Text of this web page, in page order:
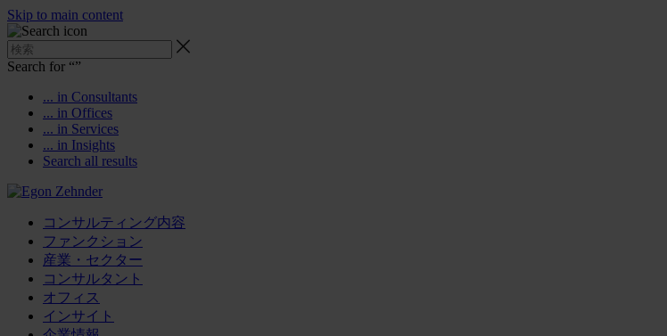
Skip to main content
Search for “”
... in Consultants
... in Offices
... in Services
... in Insights
Search all results
コンサルティング内容
ファンクション
産業・セクター
コンサルタント
オフィス
インサイト